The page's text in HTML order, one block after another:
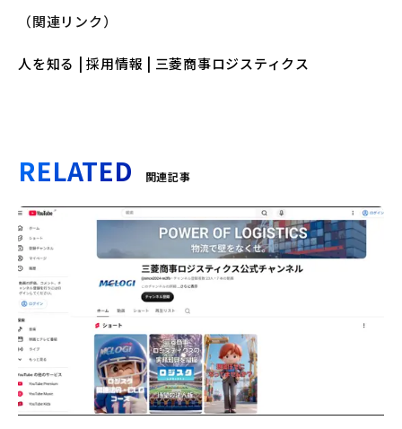
（関連リンク）
人を知る | 採用情報 | 三菱商事ロジスティクス
RELATED 関連記事